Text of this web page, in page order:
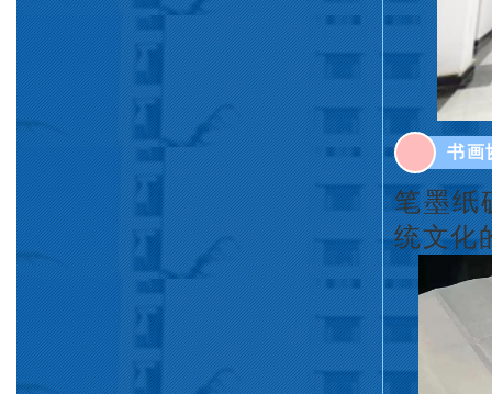
书画
笔墨纸
统文化